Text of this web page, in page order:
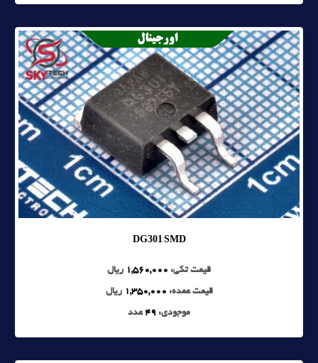
DG301 SMD
قیمت تکی: 1,560,000 ریال
قیمت عمده: 1,350,000 ریال
موجودی: 49 عدد